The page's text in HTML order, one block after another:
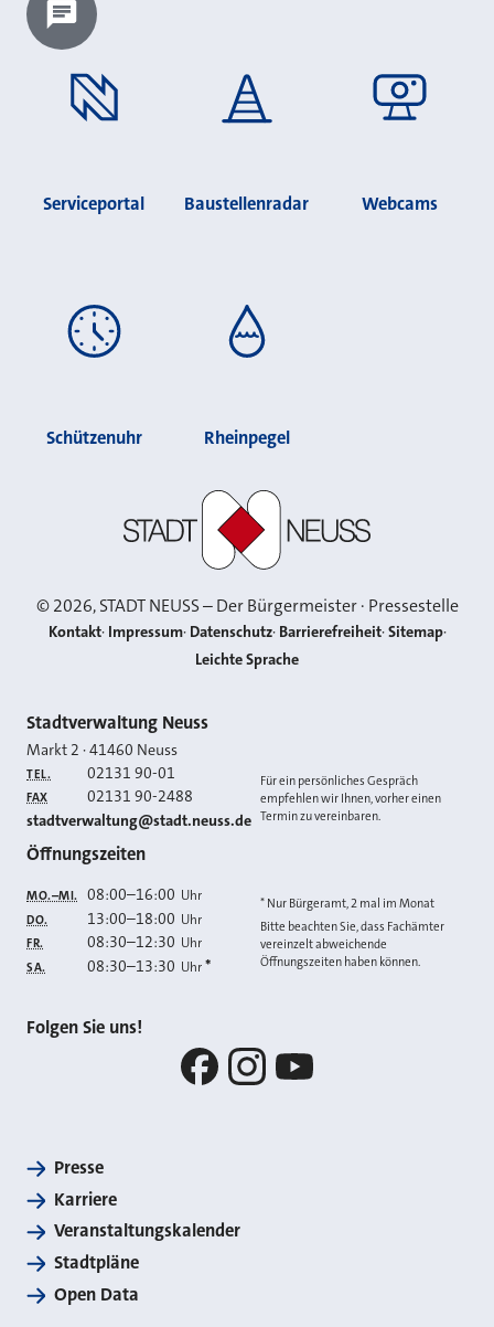
Chatbot laden?
Serviceportal Baustellenradar Webcams
Schützenuhr Rheinpegel
©2026, STADT NEUSS – Der Bürgermeister · Pressestelle
Kontakt Impressum Datenschutz Barrierefreiheit Sitemap
Leichte Sprache
Kontakt
Stadtverwaltung Neuss
Markt 2 ·41460 Neuss
TEL. 02131 90-01
FAX 02131 90-2488
E-MAIL
stadtverwaltung@stadt.neuss.de
Für ein persönliches Gespräch
empfehlen wir Ihnen, vorher einen
Termin zu vereinbaren.
Öffnungszeiten
MO.–MI. 08:00–16:00 Uhr
DO. 13:00–18:00 Uhr
FR. 08:30–12:30 Uhr
SA. 08:30–13:30 Uhr *
* Nur Bürgeramt, 2 mal im Monat
Bitte beachten Sie, dass Fachämter
vereinzelt abweichende
Öffnungszeiten haben können.
Folgen Sie uns!
Presse
Karriere
Veranstaltungskalender
Stadtpläne
Open Data